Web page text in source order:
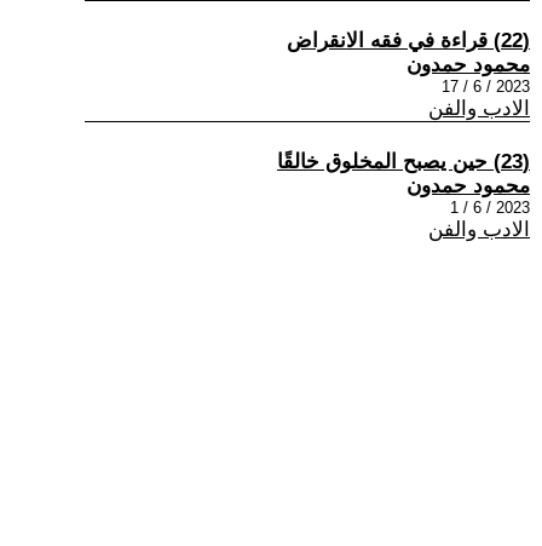
(22) قراءة في فقه الانقراض
محمود حمدون
2023 / 6 / 17
الادب والفن
(23) حين يصبح المخلوق خالقًا
محمود حمدون
2023 / 6 / 1
الادب والفن